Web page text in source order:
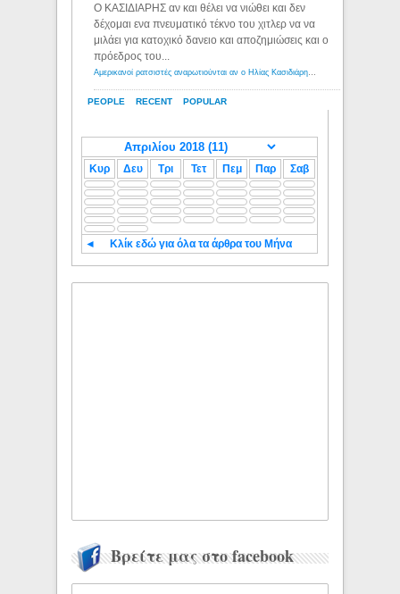
PEOPLE RECENT POPULAR
Ο ΚΑΣΙΔΙΑΡΗΣ αν και θέλει να νιώθει και δεν
δέχομαι ενα πνευματικό τέκνο του χιτλερ να να
μιλάει για κατοχικό δανειο και αποζημιώσεις και ο
πρόεδρος του...
Αμερικανοί ρατσιστές αναρωτιούνται αν ο Ηλίας Κασιδιάρης ανήκει στη λευκή φυλή... - Λόγιος Ερμής
Κυρ Δευ Τρι Τετ Πεμ Παρ Σαβ
◄ Κλίκ εδώ για όλα τα άρθρα του Μήνα
Βρείτε μας στο facebook